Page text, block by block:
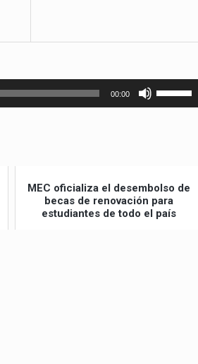
00:00
las
para
aumentar
MEC oficializa el desembolso de
becas de renovación para
estudiantes de todo el país